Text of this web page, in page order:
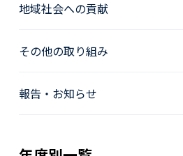
地域社会への貢献
その他の取り組み
報告・お知らせ